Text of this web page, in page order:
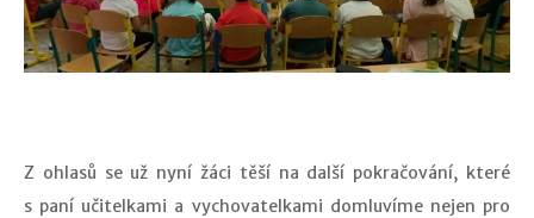
Z ohlasů se už nyní žáci těší na další pokračování, které
s paní učitelkami a vychovatelkami domluvíme nejen pro